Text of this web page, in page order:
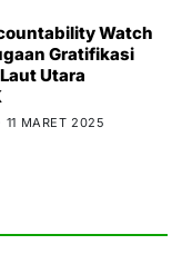
Watch
Gratifikasi
Utara
11 MARET 2025